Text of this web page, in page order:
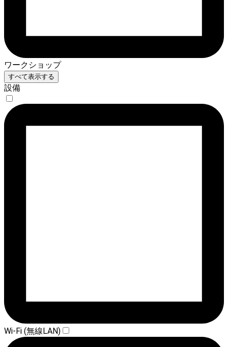
ワークショップ
すべて表示する
設備
Wi-Fi (無線LAN)